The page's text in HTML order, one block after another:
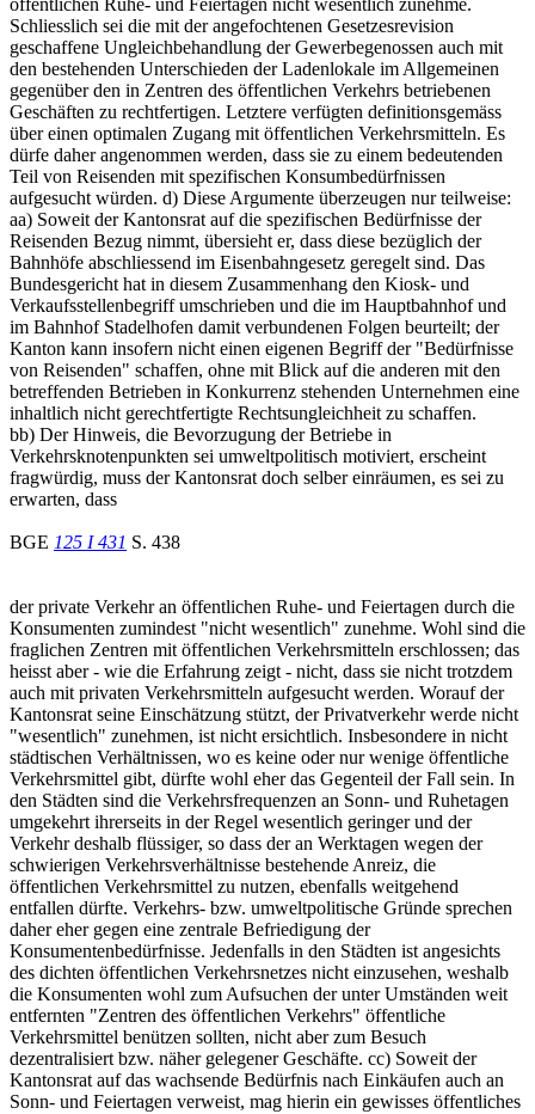
Schliesslich sei die mit der angefochtenen Gesetzesrevision
geschaffene Ungleichbehandlung der Gewerbegenossen auch mit
den bestehenden Unterschieden der Ladenlokale im Allgemeinen
gegenüber den in Zentren des öffentlichen Verkehrs betriebenen
Geschäften zu rechtfertigen. Letztere verfügten definitionsgemäss
über einen optimalen Zugang mit öffentlichen Verkehrsmitteln. Es
dürfe daher angenommen werden, dass sie zu einem bedeutenden
Teil von Reisenden mit spezifischen Konsumbedürfnissen
aufgesucht würden. d) Diese Argumente überzeugen nur teilweise:
aa) Soweit der Kantonsrat auf die spezifischen Bedürfnisse der
Reisenden Bezug nimmt, übersieht er, dass diese bezüglich der
Bahnhöfe abschliessend im Eisenbahngesetz geregelt sind. Das
Bundesgericht hat in diesem Zusammenhang den Kiosk- und
Verkaufsstellenbegriff umschrieben und die im Hauptbahnhof und
im Bahnhof Stadelhofen damit verbundenen Folgen beurteilt; der
Kanton kann insofern nicht einen eigenen Begriff der "Bedürfnisse
von Reisenden" schaffen, ohne mit Blick auf die anderen mit den
betreffenden Betrieben in Konkurrenz stehenden Unternehmen eine
inhaltlich nicht gerechtfertigte Rechtsungleichheit zu schaffen.
bb) Der Hinweis, die Bevorzugung der Betriebe in
Verkehrsknotenpunkten sei umweltpolitisch motiviert, erscheint
fragwürdig, muss der Kantonsrat doch selber einräumen, es sei zu
erwarten, dass
BGE 125 I 431 S. 438
der private Verkehr an öffentlichen Ruhe- und Feiertagen durch die
Konsumenten zumindest "nicht wesentlich" zunehme. Wohl sind die
fraglichen Zentren mit öffentlichen Verkehrsmitteln erschlossen; das
heisst aber - wie die Erfahrung zeigt - nicht, dass sie nicht trotzdem
auch mit privaten Verkehrsmitteln aufgesucht werden. Worauf der
Kantonsrat seine Einschätzung stützt, der Privatverkehr werde nicht
"wesentlich" zunehmen, ist nicht ersichtlich. Insbesondere in nicht
städtischen Verhältnissen, wo es keine oder nur wenige öffentliche
Verkehrsmittel gibt, dürfte wohl eher das Gegenteil der Fall sein. In
den Städten sind die Verkehrsfrequenzen an Sonn- und Ruhetagen
umgekehrt ihrerseits in der Regel wesentlich geringer und der
Verkehr deshalb flüssiger, so dass der an Werktagen wegen der
schwierigen Verkehrsverhältnisse bestehende Anreiz, die
öffentlichen Verkehrsmittel zu nutzen, ebenfalls weitgehend
entfallen dürfte. Verkehrs- bzw. umweltpolitische Gründe sprechen
daher eher gegen eine zentrale Befriedigung der
Konsumentenbedürfnisse. Jedenfalls in den Städten ist angesichts
des dichten öffentlichen Verkehrsnetzes nicht einzusehen, weshalb
die Konsumenten wohl zum Aufsuchen der unter Umständen weit
entfernten "Zentren des öffentlichen Verkehrs" öffentliche
Verkehrsmittel benützen sollten, nicht aber zum Besuch
dezentralisiert bzw. näher gelegener Geschäfte. cc) Soweit der
Kantonsrat auf das wachsende Bedürfnis nach Einkäufen auch an
Sonn- und Feiertagen verweist, mag hierin ein gewisses öffentliches